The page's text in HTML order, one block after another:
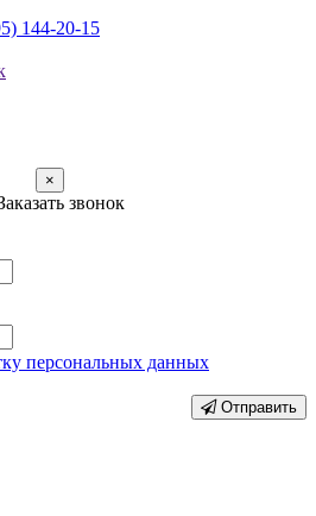
144-20-15
×
звонок
персональных данных
Отправить